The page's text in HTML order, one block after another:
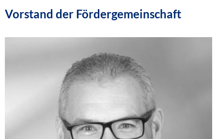
Vorstand der Fördergemeinschaft